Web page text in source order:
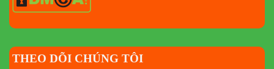
THEO DÕI CHÚNG TÔI